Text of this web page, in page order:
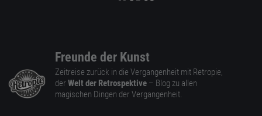
Freunde der Kunst
Zeitreise zurück in die Vergangenheit mit Retropie,
der Welt der Retrospektive – Blog zu allen
magischen Dingen der Vergangenheit.